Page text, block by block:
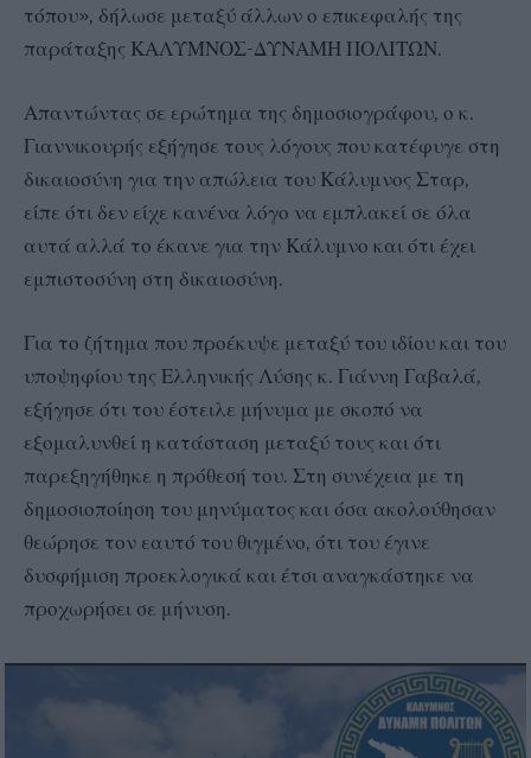
τόπου», δήλωσε μεταξύ άλλων ο επικεφαλής της
παράταξης ΚΑΛΥΜΝΟΣ-ΔΥΝΑΜΗ ΠΟΛΙΤΩΝ.
Απαντώντας σε ερώτημα της δημοσιογράφου, ο κ.
Γιαννικουρής εξήγησε τους λόγους που κατέφυγε στη
δικαιοσύνη για την απώλεια του Κάλυμνος Σταρ,
είπε ότι δεν είχε κανένα λόγο να εμπλακεί σε όλα
αυτά αλλά το έκανε για την Κάλυμνο και ότι έχει
εμπιστοσύνη στη δικαιοσύνη.
Για το ζήτημα που προέκυψε μεταξύ του ιδίου και του
υποψηφίου της Ελληνικής Λύσης κ. Γιάννη Γαβαλά,
εξήγησε ότι του έστειλε μήνυμα με σκοπό να
εξομαλυνθεί η κατάσταση μεταξύ τους και ότι
παρεξηγήθηκε η πρόθεσή του. Στη συνέχεια με τη
δημοσιοποίηση του μηνύματος και όσα ακολούθησαν
θεώρησε τον εαυτό του θιγμένο, ότι του έγινε
δυσφήμιση προεκλογικά και έτσι αναγκάστηκε να
προχωρήσει σε μήνυση.